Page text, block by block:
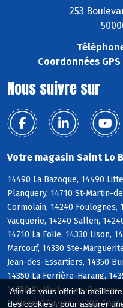
Afin de vous offrir la
des cookies : pour assurer
253
Coordonnées GPS
Nous suivre sur
Votre magasin Saint Lo
14490 La Bazoque, 14490
Planquery, 14710 St-Martin-
Cormolain, 14240 Foulognes,
Vacquerie, 14240 Sallen,
14710 La Folie, 14330 Lison,
Marcouf, 14330 Ste-
Jean-des-Essartiers, 14350
14350 La Ferrière-Harang,
14350 St-Martin-des-
Pleines-OEuvres, 14380